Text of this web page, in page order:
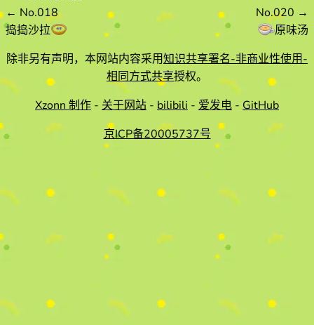
← No.018
捣捣沙拉
No.020 →
原味汤
除非另有声明，本网站内容采用知识共享署名-非商业性使用-
相同方式共享授权。
Xzonn 制作 - 关于网站 - bilibili - 爱发电 - GitHub
京ICP备20005737号